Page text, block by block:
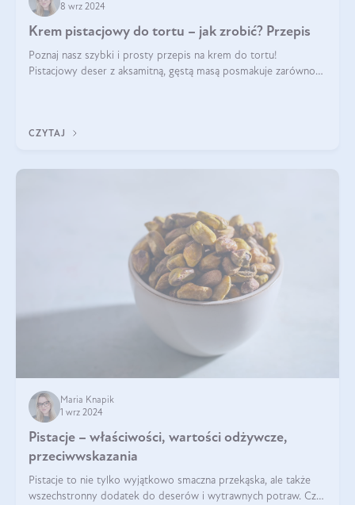
8 wrz 2024
Krem pistacjowy do tortu – jak zrobić? Przepis
Poznaj nasz szybki i prosty przepis na krem do tortu!
Pistacjowy deser z aksamitną, gęstą masą posmakuje zarówno
CZYTAJ
Maria Knapik
1 wrz 2024
Pistacje – właściwości, wartości odżywcze,
przeciwwskazania
Pistacje to nie tylko wyjątkowo smaczna przekąska, ale także
wszechstronny dodatek do deserów i wytrawnych potraw. Czy